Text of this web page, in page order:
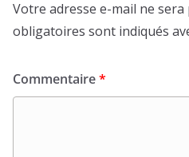
Votre adresse e-mail ne sera
obligatoires sont indiqués
Commentaire*